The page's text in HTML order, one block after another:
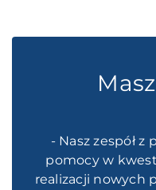
- Nasz zespół
pomocy w
realizacji nowych